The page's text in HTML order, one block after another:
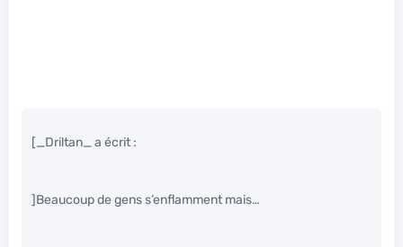
[_Driltan_ a écrit :
]Beaucoup de gens s’enflamment mais…